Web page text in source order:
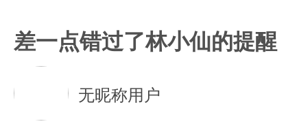
差一点错过了林小仙的提醒
无昵称用户